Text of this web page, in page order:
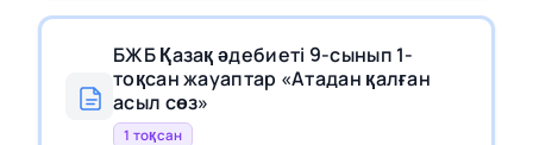
БЖБ Қазақ әдебиеті 9-сынып 1-
тоқсан жауаптар «Атадан қалған
асыл сөз»
1 тоқсан